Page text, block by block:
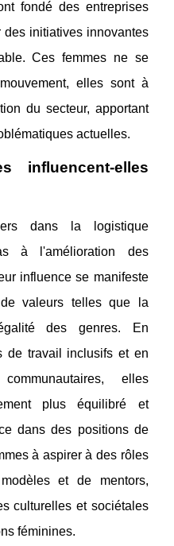
fondé des entreprises
initiatives innovantes
Ces femmes ne se
elles sont à
du secteur, apportant
actuelles.
influencent-elles
dans la logistique
à l'amélioration des
influence se manifeste
valeurs telles que la
des genres. En
de travail inclusifs et en
elles
plus équilibré et
dans des positions de
à aspirer à des rôles
et de mentors,
culturelles et sociétales
féminines.